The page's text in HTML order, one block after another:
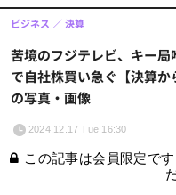
苦境のフジテレビ、キー
で自社株買い急ぐ【決算
の写真・画像
ビジネス 決算
2024.12.17 Tue 16:30
この記事は会員限定で